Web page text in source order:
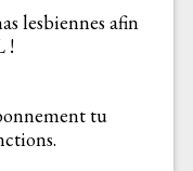
lesbiennes afin
!
tu